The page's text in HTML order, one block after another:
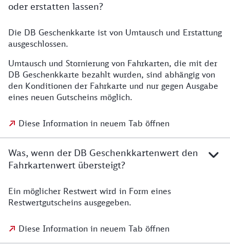
oder erstatten lassen?
Die DB Geschenkkarte ist von Umtausch und Erstattung
ausgeschlossen.
Umtausch und Stornierung von Fahrkarten, die mit der
DB Geschenkkarte bezahlt wurden, sind abhängig von
den Konditionen der Fahrkarte und nur gegen Ausgabe
eines neuen Gutscheins möglich.
Diese Information in neuem Tab öffnen
Was, wenn der DB Geschenkkartenwert den
Fahrkartenwert übersteigt?
Ein möglicher Restwert wird in Form eines
Restwertgutscheins ausgegeben.
Diese Information in neuem Tab öffnen